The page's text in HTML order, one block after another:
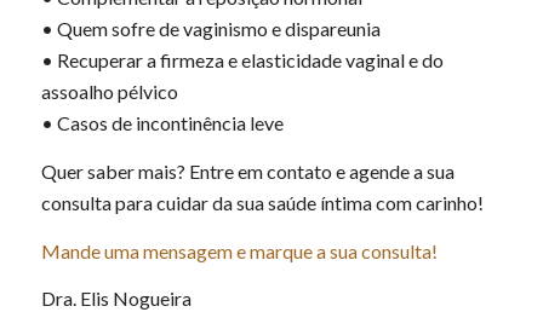
• Quem sofre de vaginismo e dispareunia
• Recuperar a firmeza e elasticidade vaginal e do
assoalho pélvico
• Casos de incontinência leve
Quer saber mais? Entre em contato e agende a sua
consulta para cuidar da sua saúde íntima com carinho!
Mande uma mensagem e marque a sua consulta!
Dra. Elis Nogueira